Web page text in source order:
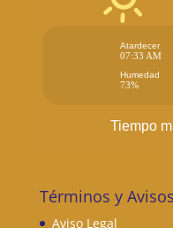
Atardecer
07:33 AM
Humedad
73%
Tiempo
Términos y
Aviso Legal